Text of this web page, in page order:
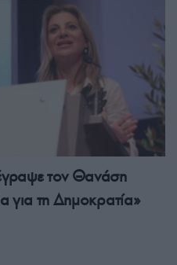
τον Θανάση
για τη Δημοκρατία»